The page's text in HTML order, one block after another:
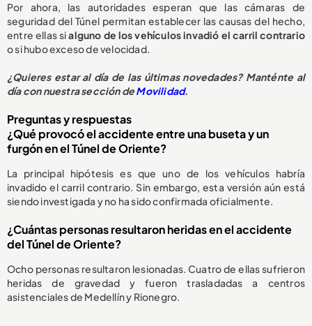
Por ahora, las autoridades esperan que las cámaras de
seguridad del Túnel permitan establecer las causas del hecho,
entre ellas sialguno de los vehículos invadió el carril contrario
o si hubo exceso de velocidad.
¿Quieres estar al día de las últimas novedades? Manténte al
día con nuestra sección deMovilidad.
Preguntas y respuestas
¿Qué provocó el accidente entre una buseta y un
furgón en el Túnel de Oriente?
La principal hipótesis es que uno de los vehículos habría
invadido el carril contrario. Sin embargo, esta versión aún está
siendo investigada y no ha sido confirmada oficialmente.
¿Cuántas personas resultaron heridas en el accidente
del Túnel de Oriente?
Ocho personas resultaron lesionadas. Cuatro de ellas sufrieron
heridas de gravedad y fueron trasladadas a centros
asistenciales de Medellín y Rionegro.